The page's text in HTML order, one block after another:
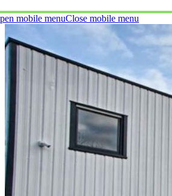
mobile menuClose mobile menu